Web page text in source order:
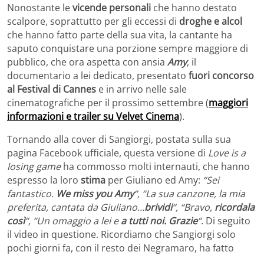
Nonostante levicende personali che hanno destato
scalpore, soprattutto per gli eccessi di droghe e alcol
che hanno fatto parte della sua vita, la cantante ha
saputo conquistare una porzione sempre maggiore di
pubblico, che ora aspetta con ansia Amy, il
documentario a lei dedicato, presentato fuori concorso
al Festival di Cannes e in arrivo nelle sale
cinematografiche per il prossimo settembre (maggiori
informazioni e trailer su Velvet Cinema).
Tornando alla cover di Sangiorgi, postata sulla sua
pagina Facebook ufficiale, questa versione di Love is a
losing gameha commosso molti internauti, che hanno
espresso la loro stima per Giuliano ed Amy: “Sei
fantastico. We miss you Amy“, “La sua canzone, la mia
preferita, cantata da Giuliano…brividi“, “Bravo, ricordala
così“, “Un omaggio a lei ea tutti noi. Grazie“. Di seguito
il video in questione. Ricordiamo che Sangiorgi solo
pochi giorni fa, con il resto dei Negramaro, ha fatto